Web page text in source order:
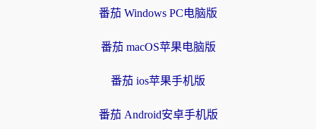
番茄 Windows PC电脑版
番茄 macOS苹果电脑版
番茄 ios苹果手机版
番茄 Android安卓手机版